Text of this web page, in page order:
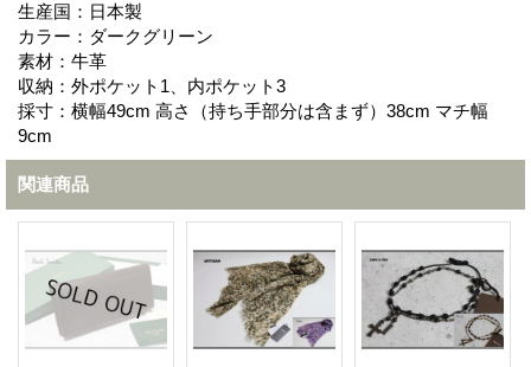
生産国：日本製
カラー：ダークグリーン
素材：牛革
収納：外ポケット1、内ポケット3
採寸：横幅49cm 高さ（持ち手部分は含まず）38cm マチ幅
9cm
関連商品